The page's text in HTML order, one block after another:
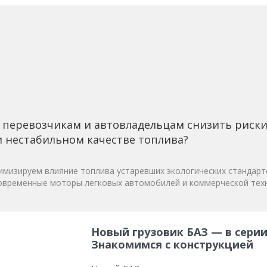
перевозчикам и автовладельцам снизить риски
нестабильном качестве топлива?
влияние топлива устаревших экологических
моторы легковых автомобилей и коммерческой
Новый грузовик БАЗ — в
Знакомимся с конструкцией